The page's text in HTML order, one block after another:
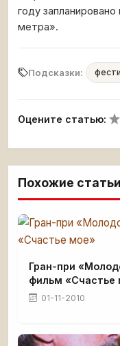
году
метра».
Подсказки:
Оцените статью:
Похожие статьи
Гран-при
фильм «Счастье
01-11-2010